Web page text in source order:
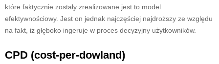
które faktycznie zostały zrealizowane jest to model
efektywnościowy. Jest on jednak najczęściej najdroższy ze względu
na fakt, iż głęboko ingeruje w proces decyzyjny użytkowników.
CPD (cost-per-dowland)